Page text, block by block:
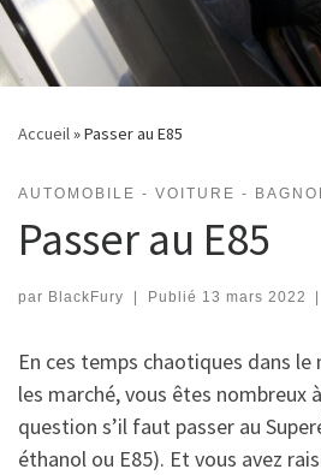
Accueil»Passer au E85
AUTOMOBILE - VOITURE -
Passer au E85
par BlackFury | Publié 13 mars 2022 |
En ces temps chaotiques dans
les marché, vous êtes nombreux
question s’il faut passer au
éthanol ou E85). Et vous avez